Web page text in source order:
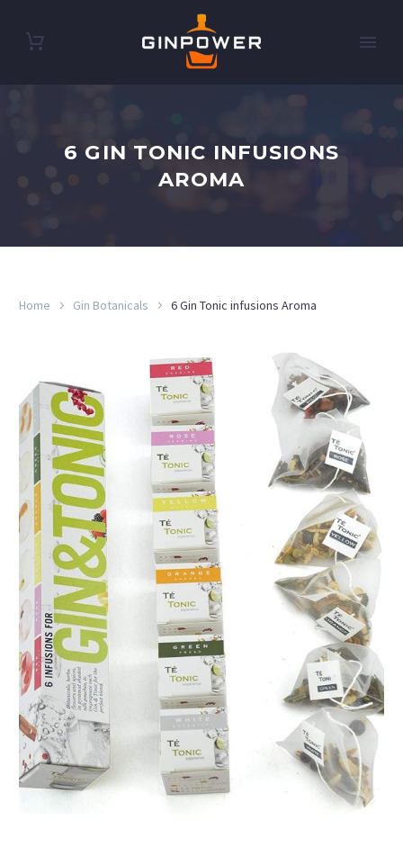
6 GIN TONIC INFUSIONS
AROMA
Home Gin Botanicals 6 Gin Tonic infusions Aroma